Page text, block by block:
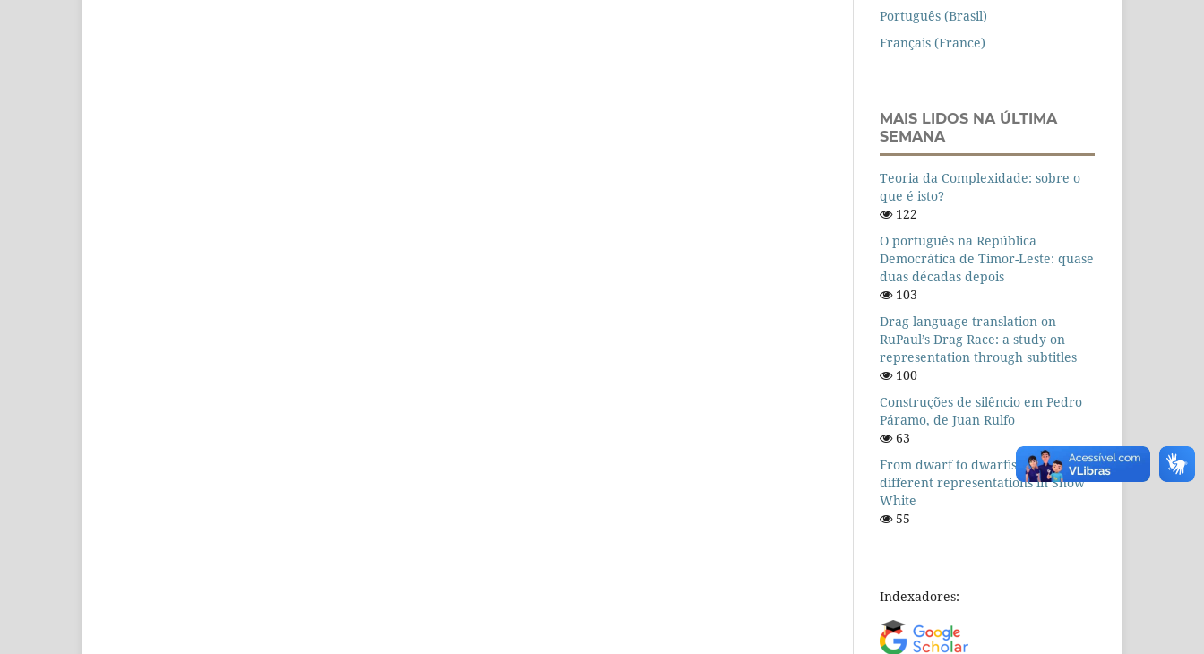
Português (Brasil)
Français (France)
MAIS LIDOS NA ÚLTIMA
SEMANA
Teoria da Complexidade: sobre o
que é isto?
122
O português na República
Democrática de Timor-Leste: quase
duas décadas depois
103
Drag language translation on
RuPaul’s Drag Race: a study on
representation through subtitles
100
Construções de silêncio em Pedro
Páramo, de Juan Rulfo
63
From dwarf to dwarfism: the
different representations in Snow
White
55
Indexadores: